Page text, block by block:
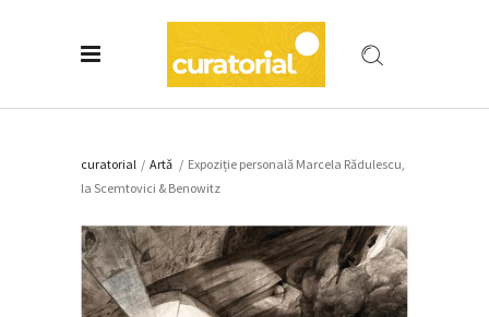
curatorial / Artǎ / Expoziție personală Marcela Rădulescu,
la Scemtovici & Benowitz